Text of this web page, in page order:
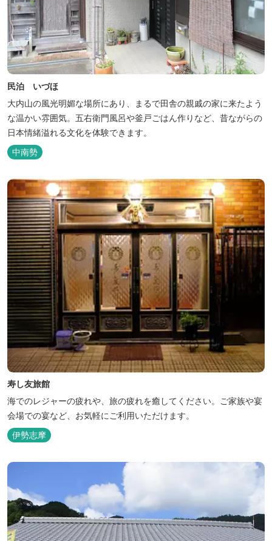
民泊 いづほ
大内山の風光明媚な場所にあり、まるで田舎の親戚の家に来たよう
な温かい雰囲気。五右衛門風呂や釜戸ごはん作りなど、昔ながらの
日本情緒溢れる文化を体験できます。
中南勢
寿し友旅館
海でのレジャーの疲れや、旅の疲れを癒してください。ご家族や宴
会場での宴など、お気軽にご利用いただけます。
伊勢志摩